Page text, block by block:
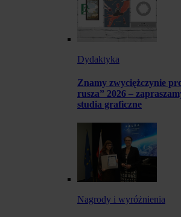
Dydaktyka
Znamy zwyciężczynie
rusza” 2026 –
studia graficzne
Nagrody i wyróżnienia